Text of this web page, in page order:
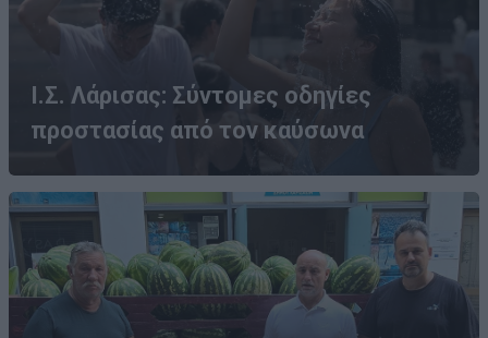
Ι.Σ. Λάρισας: Σύντομες οδηγίες
προστασίας από τον καύσωνα